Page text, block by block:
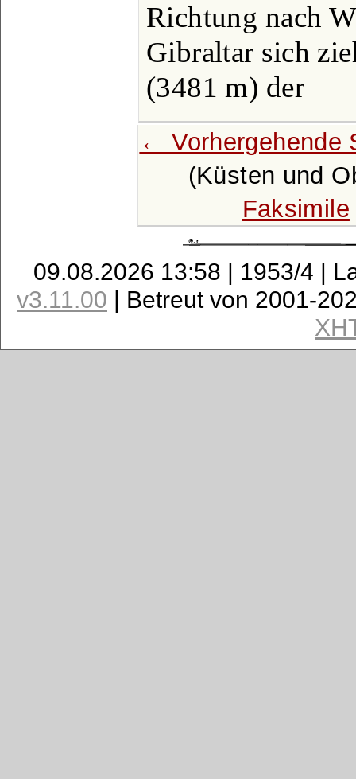
Richtung nach
Gibraltar sich
(3481 m) der
← Vorhergehende
(Küsten und
Faksimile
09.08.2026 13:58 | 1953/4 |
v3.11.00 | Betreut von 2001-